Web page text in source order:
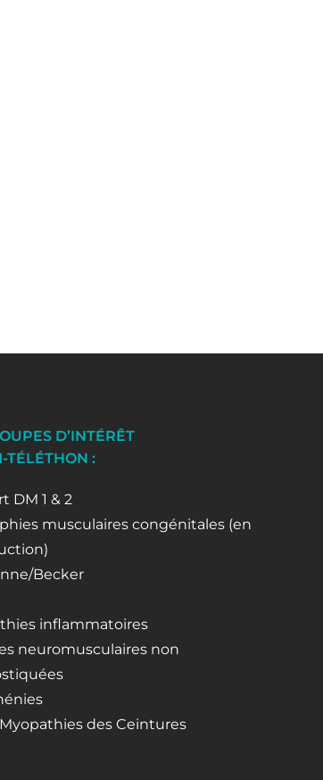
D’INTÉRÊT
TÉLÉTHON :
DM 1 & 2
musculaires congénitales (en
Becker
inflammatoires
neuromusculaires non
des Ceintures